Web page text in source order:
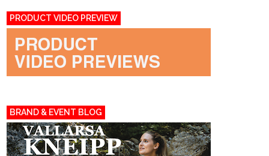
PRODUCT VIDEO PREVIEW
BRAND & EVENT BLOG